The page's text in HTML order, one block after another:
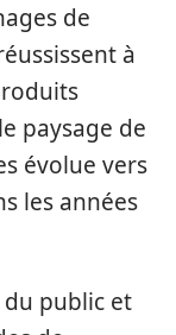
de
à
paysage de
évolue vers
les années
du public et